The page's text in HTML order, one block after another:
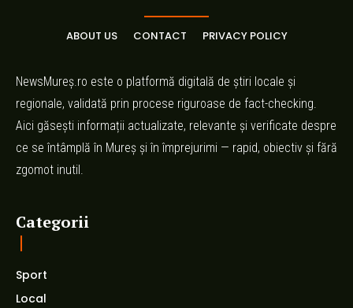
ABOUT US CONTACT PRIVACY POLICY
NewsMureș.ro este o platformă digitală de știri locale și
regionale, validată prin procese riguroase de fact-checking.
Aici găsești informații actualizate, relevante și verificate despre
ce se întâmplă în Mureș și în împrejurimi — rapid, obiectiv și fără
zgomot inutil.
Categorii
Sport
Local